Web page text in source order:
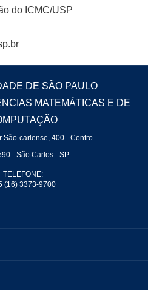
do ICMC/USP
DE SÃO PAULO
MATEMÁTICAS E DE
São-carlense, 400 - Centro
- São Carlos - SP
TELEFONE:
(16) 3373-9700